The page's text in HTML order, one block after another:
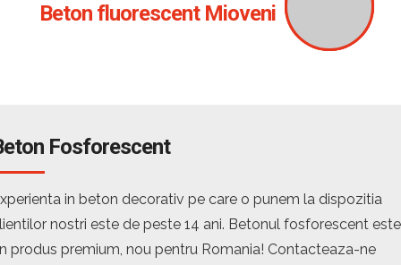
Beton fluorescent Mioveni
Fosforescent
in beton decorativ pe care o punem la dispozitia
nostri este de peste 14 ani. Betonul fosforescent este
produs premium, nou pentru Romania! Contacteaza-ne